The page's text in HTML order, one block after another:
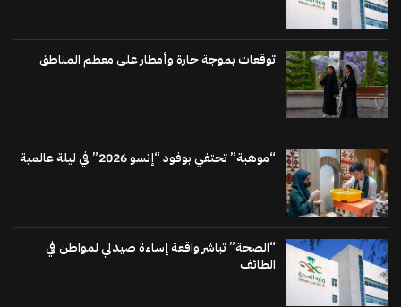
توقعات بموجة حارة وأمطار على معظم المناطق
“موهبة” تحتفي بوفود “إنسو 2026” في ليلة عالمية
“الصحة” تباشر واقعة إساءة صيدلي لمواطن في
الطائف